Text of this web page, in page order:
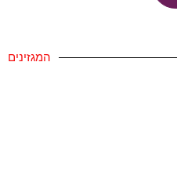
המגזינים